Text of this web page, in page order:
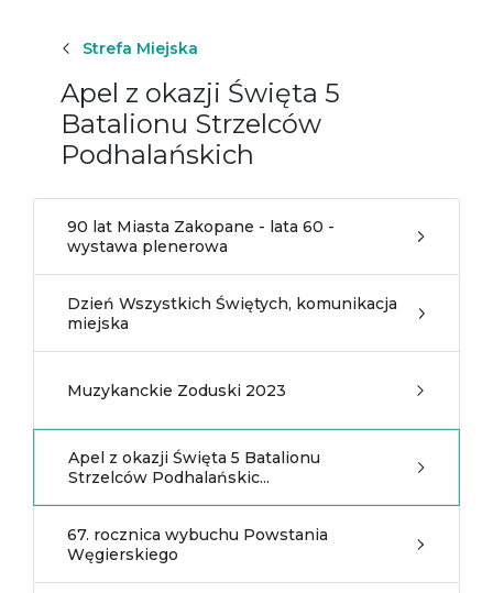
Strefa Miejska
Apel z okazji Święta 5
Batalionu Strzelców
Podhalańskich
90 lat Miasta Zakopane - lata 60 -
wystawa plenerowa
Dzień Wszystkich Świętych, komunikacja
miejska
Muzykanckie Zoduski 2023
Apel z okazji Święta 5 Batalionu
Strzelców Podhalańskic...
67. rocznica wybuchu Powstania
Węgierskiego